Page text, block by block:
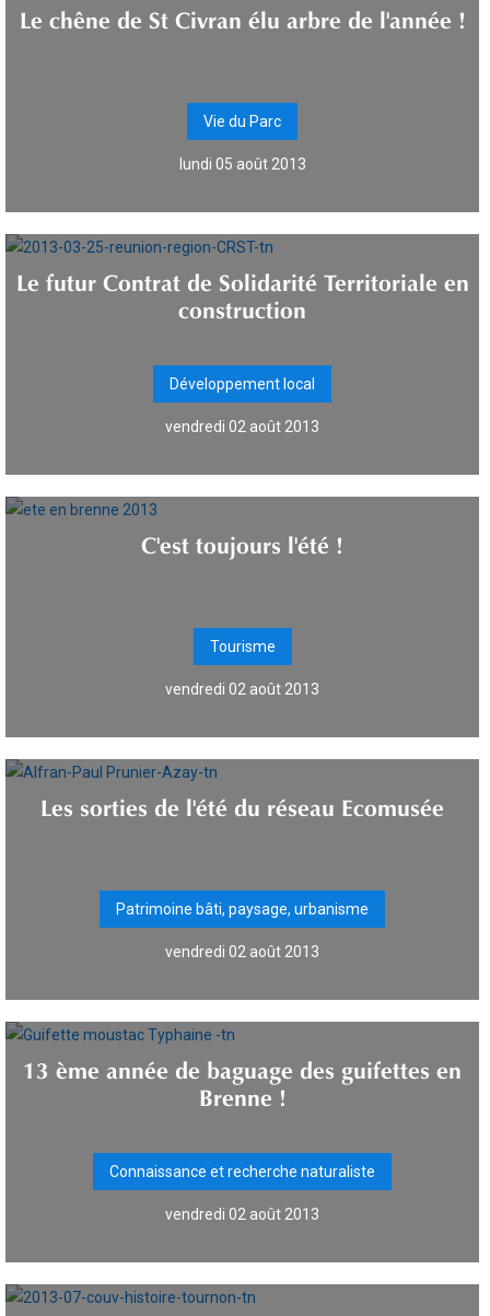
Le chêne de St Civran élu arbre de l'année !
Vie du Parc
lundi 05 août 2013
Le futur Contrat de Solidarité Territoriale en
construction
Développement local
vendredi 02 août 2013
C'est toujours l'été !
Tourisme
vendredi 02 août 2013
Les sorties de l'été du réseau Ecomusée
Patrimoine bâti, paysage, urbanisme
vendredi 02 août 2013
13 ème année de baguage des guifettes en
Brenne !
Connaissance et recherche naturaliste
vendredi 02 août 2013